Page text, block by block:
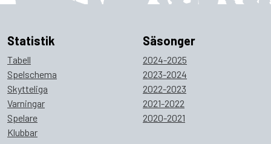
Statistik
Tabell
Spelschema
Skytteliga
Varningar
Spelare
Klubbar
Säsonger
2024-2025
2023-2024
2022-2023
2021-2022
2020-2021